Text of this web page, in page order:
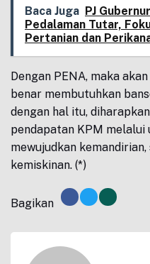
Baca Juga PJ
Pedalaman Tutar,
Pertanian dan
Dengan PENA, maka
benar membutuhkan
dengan hal itu,
pendapatan KPM
mewujudkan
kemiskinan. (*)
Bagikan